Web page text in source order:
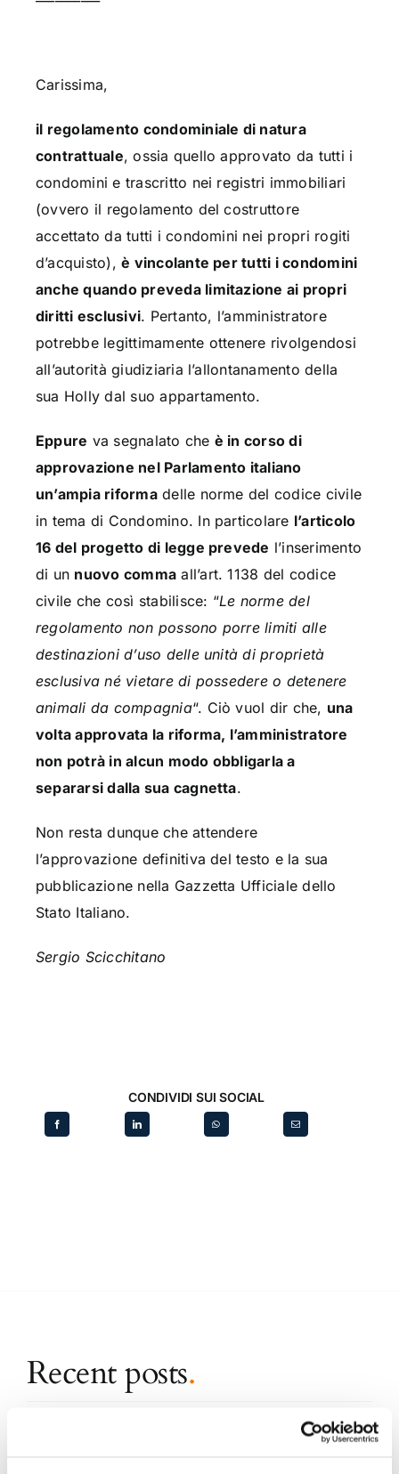
Carissima,
il regolamento condominiale di natura
contrattuale, ossia quello approvato da tutti i
condomini e trascritto nei registri immobiliari
(ovvero il regolamento del costruttore
accettato da tutti i condomini nei propri rogiti
d’acquisto),è vincolante per tutti i condomini
anche quando preveda limitazione ai propri
diritti esclusivi. Pertanto, l’amministratore
potrebbe legittimamente ottenere rivolgendosi
all’autorità giudiziaria l’allontanamento della
sua Holly dal suo appartamento.
Eppure va segnalato che è in corso di
approvazione nel Parlamento italiano
un’ampia riformadelle norme del codice civile
in tema di Condomino. In particolare l’articolo
16 del progetto di legge prevede l’inserimento
di un nuovo comma all’art. 1138 del codice
civile che così stabilisce: “Le norme del
regolamento non possono porre limiti alle
destinazioni d’uso delle unità di proprietà
esclusiva né vietare di possedere o detenere
animali da compagnia“. Ciò vuol dir che, una
volta approvata la riforma, l’amministratore
non potrà in alcun modo obbligarla a
separarsi dalla sua cagnetta.
Non resta dunque che attendere
l’approvazione definitiva del testo e la sua
pubblicazione nella Gazzetta Ufficiale dello
Stato Italiano.
Sergio Scicchitano
CONDIVIDI SUI SOCIAL
Recent posts.
Diritto civile, Michela Colitta, Sentenze Cassazione